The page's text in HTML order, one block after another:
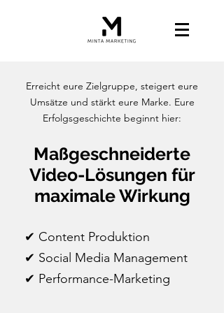
Erreicht eure Zielgruppe, steigert eure
Umsätze und stärkt eure Marke. Eure
Erfolgsgeschichte beginnt hier:
Maßgeschneiderte
Video-Lösungen für
maximale Wirkung
✔︎ Content Produktion
✔︎ Social Media Management
✔︎ Performance-Marketing